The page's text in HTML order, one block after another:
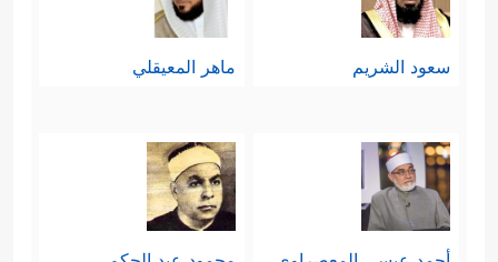
سعود الشريم ماهر المعيقلي